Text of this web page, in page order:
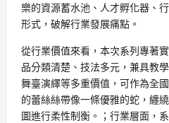
樂的資源蓄水池、人才孵化器、
形式，破解行業發展痛點。
從行業價值來看，本次系列專著
品分類清楚、技法多元，兼具教
舞臺演繹等多重價值，可作為全
的蕾絲絲帶像一條優雅的蛇，纏
圖進行柔性制衡。；行業層面，